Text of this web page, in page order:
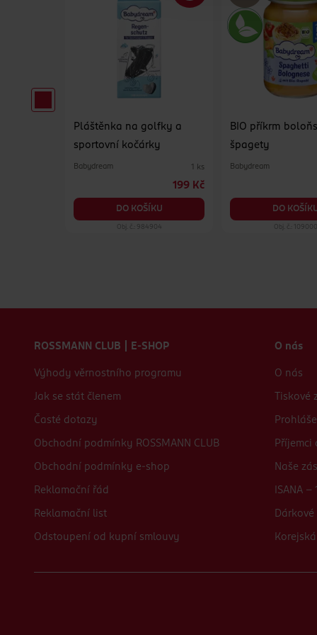
Pláštěnka na golfky a
sportovní kočárky
Babydream 1 ks
199 Kč
DO KOŠÍKU
Obj. č.: 984904
BIO příkrm
špagety
Babydream
DO
Obj. č.: 109000
ROSSMANN CLUB | E-SHOP
Výhody věrnostního programu
Jak se stát členem
Časté dotazy
Obchodní podmínky ROSSMANN CLUB
Obchodní podmínky e-shop
Reklamační řád
Reklamační list
Odstoupení od kupní smlouvy
O nás
O nás
Tiskové
Příjemci
Naše
ISANA